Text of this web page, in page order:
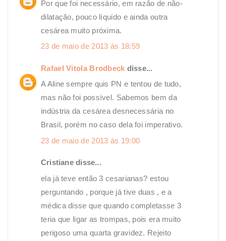
Por que foi necessário, em razão de não-
dilatação, pouco líquido e ainda outra
cesárea muito próxima.
23 de maio de 2013 às 18:59
Rafael Vitola Brodbeck disse...
A Aline sempre quis PN e tentou de tudo,
mas não foi possível. Sabemos bem da
indústria da cesárea desnecessária no
Brasil, porém no caso dela foi imperativo.
23 de maio de 2013 às 19:00
Cristiane disse...
ela já teve então 3 cesarianas? estou
perguntando , porque já tive duas , e a
médica disse que quando completasse 3
teria que ligar as trompas, pois era muito
perigoso uma quarta gravidez. Rejeito